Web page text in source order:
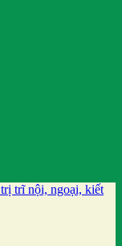
trĩ nội, ngoại, kiết